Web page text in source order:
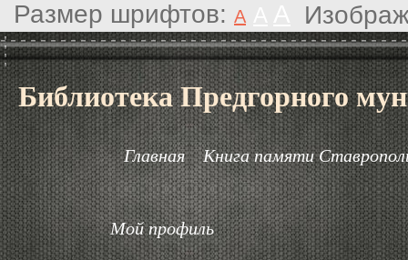
Размер шрифтов: A
Библиотека Предгорного
Главная Книга памяти
Мой профиль